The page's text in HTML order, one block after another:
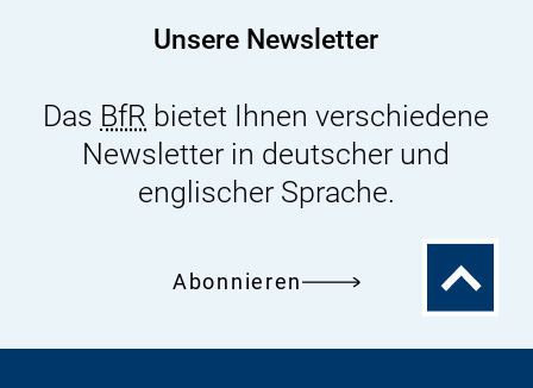
Unsere Newsletter
Das BfR bietet Ihnen verschiedene
Newsletter in deutscher und
englischer Sprache.
Abonnieren
Zum